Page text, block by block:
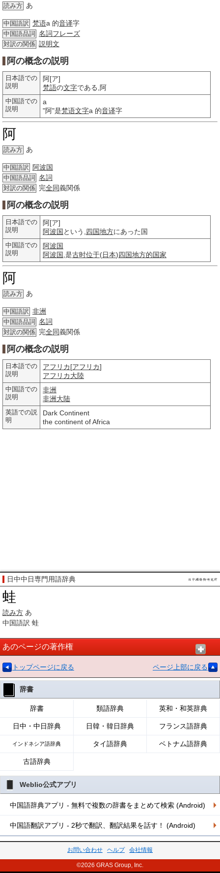
読み方 あ
中国語訳 梵语a 的音译字
中国語品詞 名詞フレーズ
対訳の関係 説明文
阿の概念の説明
日本語での
説明
阿[ア]
梵語の文字である,阿
中国語での
説明
a
"阿"是梵语文字a 的音译字
阿
読み方 あ
中国語訳 阿波国
中国語品詞 名詞
対訳の関係 完全同義関係
阿の概念の説明
日本語での
説明
阿[ア]
阿波国 という, 四国地方にあった国
中国語での
説明
阿波国
阿波国 ,是古时位于(日本)四国地方的国家
阿
読み方 あ
中国語訳 非洲
中国語品詞 名詞
対訳の関係 完全同義関係
阿の概念の説明
日本語での
説明
アフリカ[アフリカ]
アフリカ大陸
中国語での
説明
非洲
非洲大陆
英語での説
明
Dark Continent
the continent of Africa
日中中日専門用語辞典
蛙
読み方 あ
中国語訳 蛙
あのページの著作権
トップページに戻る ページ上部に戻る
辞書
辞書 類語辞典 英和・和英辞典
日中・中日辞典 日韓・韓日辞典 フランス語辞典
インドネシア語辞典 タイ語辞典 ベトナム語辞典
古語辞典
Weblio公式アプリ
中国語辞典アプリ - 無料で複数の辞書をまとめて検索 (Android)
中国語翻訳アプリ - 2秒で翻訳、翻訳結果を話す！ (Android)
お問い合わせ ヘルプ 会社情報
©2026 GRAS Group, Inc.